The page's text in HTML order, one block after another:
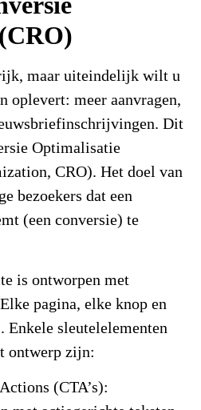
maar uiteindelijk wilt u
oplevert: meer aanvragen,
Dit
Optimalisatie
CRO). Het doel van
bezoekers dat een
(een conversie) te
is ontworpen met
pagina, elke knop en
Enkele sleutelelementen
ontwerp zijn:
(CTA’s):